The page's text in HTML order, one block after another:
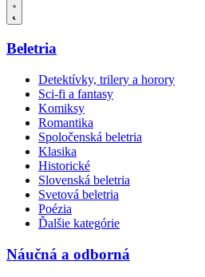
Beletria
Detektívky, trilery a horory
Sci-fi a fantasy
Komiksy
Romantika
Spoločenská beletria
Klasika
Historické
Slovenská beletria
Svetová beletria
Poézia
Ďalšie kategórie
Náučná a odborná